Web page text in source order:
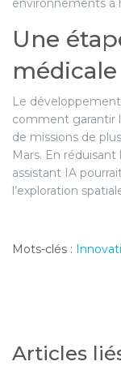
environnements à
Une
Le
comment garantir
de missions de
Mars. En
assistant IA
l’exploration
Mots-clés :
Articles